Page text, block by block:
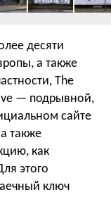
десяти
а также
The
— подрывной,
сайте
также
как
этого
ключ